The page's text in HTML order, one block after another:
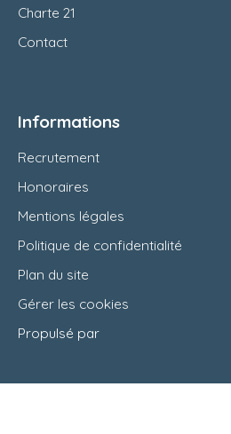
Charte 21
Contact
Informations
Recrutement
Honoraires
Mentions légales
Politique de confidentialité
Plan du site
Gérer les cookies
Propulsé par